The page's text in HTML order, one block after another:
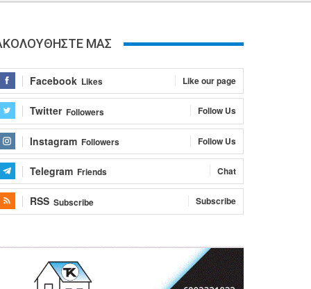
ΜΑΣ
Facebook Likes Like our page
Twitter Followers Follow Us
Instagram Followers Follow Us
Telegram Friends Chat
RSS Subscribe Subscribe